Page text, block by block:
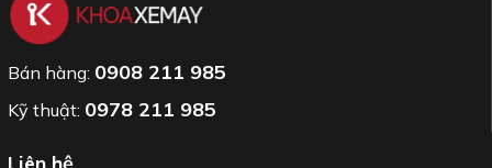
Bán hàng: 0908 211 985
Kỹ thuật: 0978 211 985